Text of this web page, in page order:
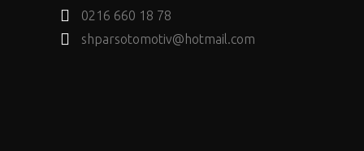
0216 660 18 78
shparsotomotiv@hotmail.com